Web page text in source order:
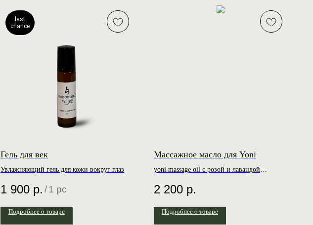
last
chance
Гель для век
Увлажняющий гель для кожи вокруг глаз
1 900 р. /1 pc
Подробнее о товаре
Массажное масло для Yoni
yoni massage oil с розой и лавандой
2 200 р.
Подробнее о товаре